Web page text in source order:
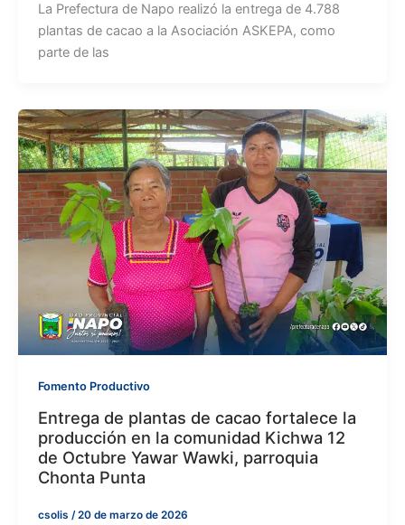
La Prefectura de Napo realizó la entrega de 4.788
plantas de cacao a la Asociación ASKEPA, como
parte de las
Fomento Productivo
Entrega de plantas de cacao fortalece la
producción en la comunidad Kichwa 12
de Octubre Yawar Wawki, parroquia
Chonta Punta
csolis /20 de marzo de 2026